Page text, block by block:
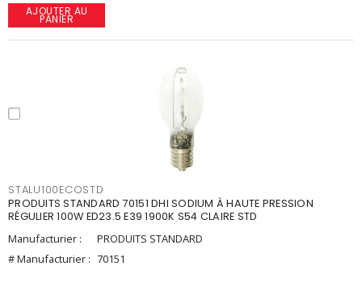
AJOUTER AU
PANIER
STALU100ECOSTD
PRODUITS STANDARD 70151 DHI SODIUM À HAUTE PRESSION
RÉGULIER 100W ED23.5 E39 1900K S54 CLAIRE STD
Manufacturier :
PRODUITS STANDARD
# Manufacturier : 70151